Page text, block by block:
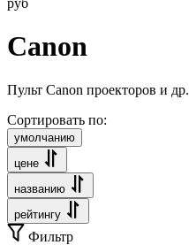
руб
Canon
Пульт Canon проекторов и др.
Сортировать по:
умолчанию
цене
названию
рейтингу
Фильтр